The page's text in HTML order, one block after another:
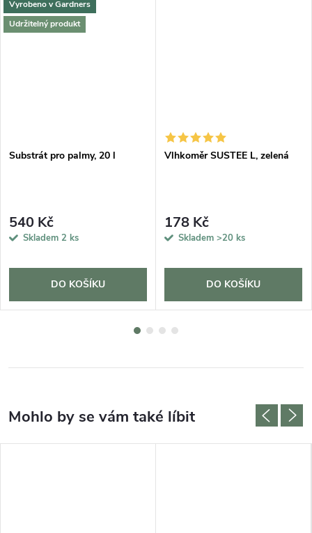
Vyrobeno v Gardners
Udržitelný produkt
Substrát pro palmy, 20 l
540 Kč
Skladem 2 ks
DO KOŠÍKU
Vlhkoměr SUSTEE L, zelená
178 Kč
Skladem >20 ks
DO KOŠÍKU